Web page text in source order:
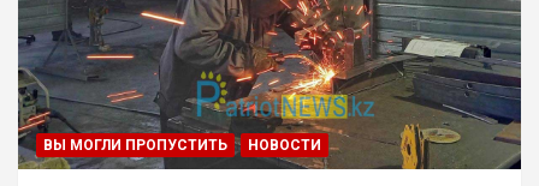
ВЫ МОГЛИ ПРОПУСТИТЬ НОВОСТИ